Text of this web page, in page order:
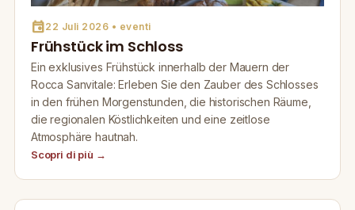
event22 Juli 2026 • eventi
Frühstück im Schloss
Ein exklusives Frühstück innerhalb der Mauern der
Rocca Sanvitale: Erleben Sie den Zauber des Schlosses
in den frühen Morgenstunden, die historischen Räume,
die regionalen Köstlichkeiten und eine zeitlose
Atmosphäre hautnah.
Scopri di più →